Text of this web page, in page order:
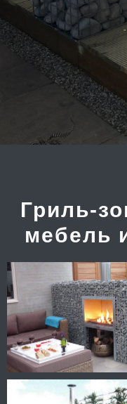
Уютное место
Гриль-
мебель